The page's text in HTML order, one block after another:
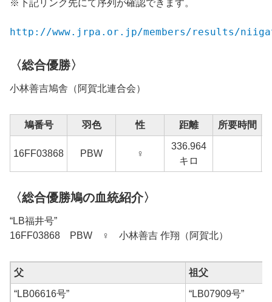
※下記リンク先にて序列が確認できます。
http://www.jrpa.or.jp/members/results/
〈総合優勝〉
小林善吉鳩舎（阿賀北連合会）
鳩番号 羽色 性 距離 所要時間
16FF03868 PBW ♀
336.964
キロ
〈総合優勝鳩の血統紹介〉
“LB福井号”
16FF03868 PBW ♀ 小林善吉 作翔（阿賀北）
父 祖父
“LB06616号”
“LB07909号”